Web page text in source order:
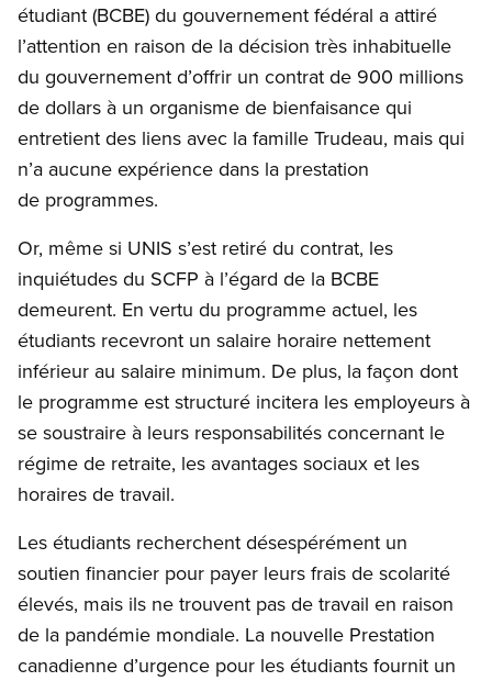
étudiant (BCBE) du gouvernement fédéral a attiré
l’attention en raison de la décision très inhabituelle
du gouvernement d’offrir un contrat de 900 millions
de dollars à un organisme de bienfaisance qui
entretient des liens avec la famille Trudeau, mais qui
n’a aucune expérience dans la prestation
de programmes.
Or, même si UNIS s’est retiré du contrat, les
inquiétudes du SCFP à l’égard de la BCBE
demeurent. En vertu du programme actuel, les
étudiants recevront un salaire horaire nettement
inférieur au salaire minimum. De plus, la façon dont
le programme est structuré incitera les employeurs à
se soustraire à leurs responsabilités concernant le
régime de retraite, les avantages sociaux et les
horaires de travail.
Les étudiants recherchent désespérément un
soutien financier pour payer leurs frais de scolarité
élevés, mais ils ne trouvent pas de travail en raison
de la pandémie mondiale. La nouvelle Prestation
canadienne d’urgence pour les étudiants fournit un